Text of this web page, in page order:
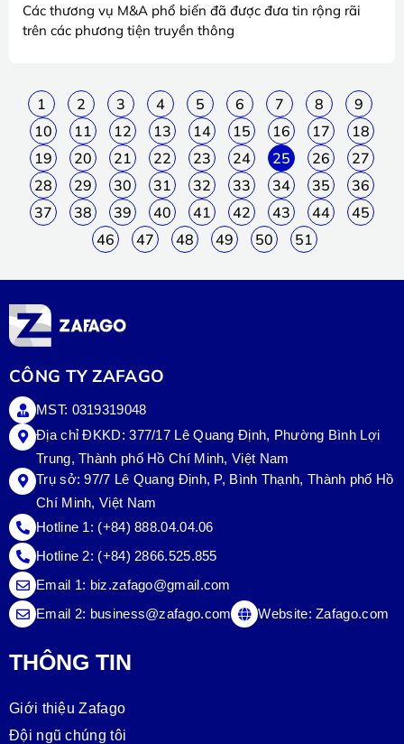
Các thương vụ M&A phổ biến đã được đưa tin rộng rãi
trên các phương tiện truyền thông
1 2 3 4 5 6 7 8
9
10
11 12 13 14 15 16 17
18
19
20 21 22 23 24 25 26
27
28
29 30 31 32 33 34 35
36
37
38 39 40 41 42 43 44
45
46
47 48 49 50 51
CÔNG TY ZAFAGO
MST: 0319319048
Địa chỉ ĐKKD: 377/17 Lê Quang Định, Phường Bình Lợi
Trung, Thành phố Hồ Chí Minh, Việt Nam
Trụ sở:97/7 Lê Quang Định, P, Bình Thạnh, Thành phố Hồ
Chí Minh, Việt Nam
Hotline 1: (+84) 888.04.04.06
Hotline 2: (+84) 2866.525.855
Email 1: biz.zafago@gmail.com
Email 2: business@zafago.com Website:Zafago.com
THÔNG TIN
Giới thiệu Zafago
Đội ngũ chúng tôi